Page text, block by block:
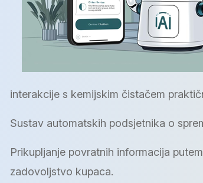
interakcije s kemijskim čistačem
Sustav automatskih podsjetnika o
Prikupljanje povratnih informacija
zadovoljstvo kupaca.